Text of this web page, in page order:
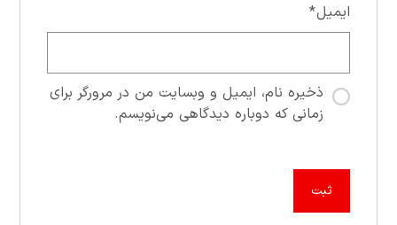
ایمیل*
ذخیره نام، ایمیل و وبسایت من در مرورگر برای
زمانی که دوباره دیدگاهی می‌نویسم.